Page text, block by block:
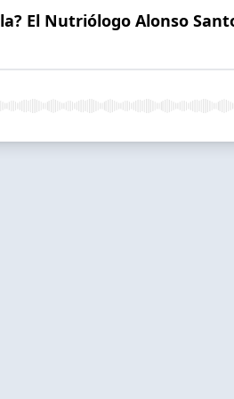
El Nutriólogo Alonso